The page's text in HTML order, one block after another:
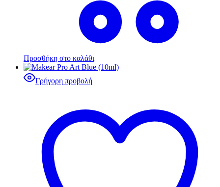
Προσθήκη στο καλάθι
Γρήγορη προβολή